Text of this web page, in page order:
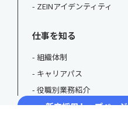
ZEINアイデンティティ
仕事を知る
組織体制
キャリアパス
役職別業務紹介
新卒採用トップページ